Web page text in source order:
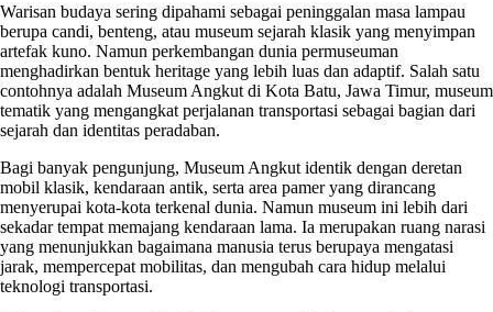
Warisan budaya sering dipahami sebagai peninggalan masa lampau
berupa candi, benteng, atau museum sejarah klasik yang menyimpan
artefak kuno. Namun perkembangan dunia permuseuman
menghadirkan bentuk heritage yang lebih luas dan adaptif. Salah satu
contohnya adalah Museum Angkut di Kota Batu, Jawa Timur, museum
tematik yang mengangkat perjalanan transportasi sebagai bagian dari
sejarah dan identitas peradaban.
Bagi banyak pengunjung, Museum Angkut identik dengan deretan
mobil klasik, kendaraan antik, serta area pamer yang dirancang
menyerupai kota-kota terkenal dunia. Namun museum ini lebih dari
sekadar tempat memajang kendaraan lama. Ia merupakan ruang narasi
yang menunjukkan bagaimana manusia terus berupaya mengatasi
jarak, mempercepat mobilitas, dan mengubah cara hidup melalui
teknologi transportasi.